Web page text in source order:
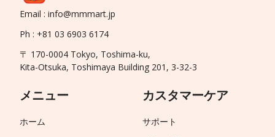
Email : info@mmmart.jp
Ph : +81 03 6903 6174
〒 170-0004 Tokyo, Toshima-ku,
Kita-Otsuka, Toshimaya Building 201, 3-32-3
メニュー
ホーム
カスタマーケア
サポート